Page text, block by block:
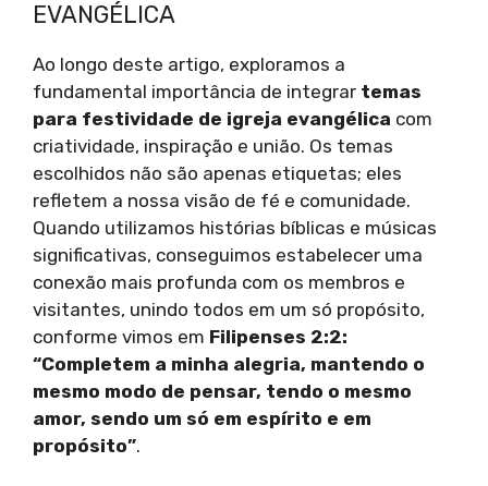
EVANGÉLICA
Ao longo deste artigo, exploramos a
fundamental importância de integrar temas
para festividade de igreja evangélica com
criatividade, inspiração e união. Os temas
escolhidos não são apenas etiquetas; eles
refletem a nossa visão de fé e comunidade.
Quando utilizamos histórias bíblicas e músicas
significativas, conseguimos estabelecer uma
conexão mais profunda com os membros e
visitantes, unindo todos em um só propósito,
conforme vimos em Filipenses 2:2:
“Completem a minha alegria, mantendo o
mesmo modo de pensar, tendo o mesmo
amor, sendo um só em espírito e em
propósito”.